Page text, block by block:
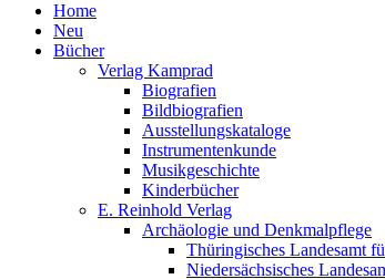
Home
Neu
Bücher
Verlag Kamprad
Biografien
Bildbiografien
Ausstellungskataloge
Instrumentenkunde
Musikgeschichte
Kinderbücher
E. Reinhold Verlag
Archäologie und Denkmalpflege
Thüringisches Landesamt
Niedersächsisches